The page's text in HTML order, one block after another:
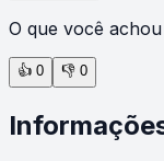
O que você
👍 0 👎 0